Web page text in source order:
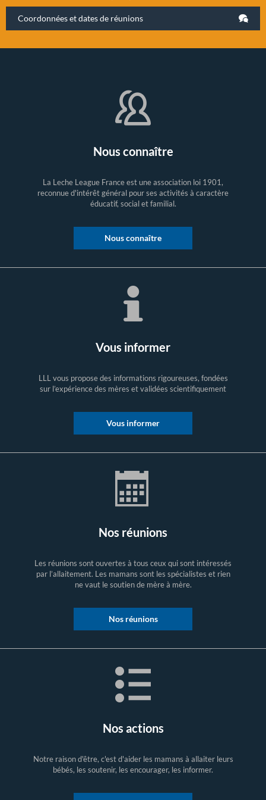
Coordonnées et dates de réunions
Nous connaître
La Leche League France est une association loi 1901,
reconnue d'intérêt général pour ses activités à caractère
éducatif, social et familial.
Nous connaître
Vous informer
LLL vous propose des informations rigoureuses, fondées
sur l’expérience des mères et validées scientifiquement
Vous informer
Nos réunions
Les réunions sont ouvertes à tous ceux qui sont intéressés
par l’allaitement. Les mamans sont les spécialistes et rien
ne vaut le soutien de mère à mère.
Nos réunions
Nos actions
Notre raison d'être, c'est d'aider les mamans à allaiter leurs
bébés, les soutenir, les encourager, les informer.